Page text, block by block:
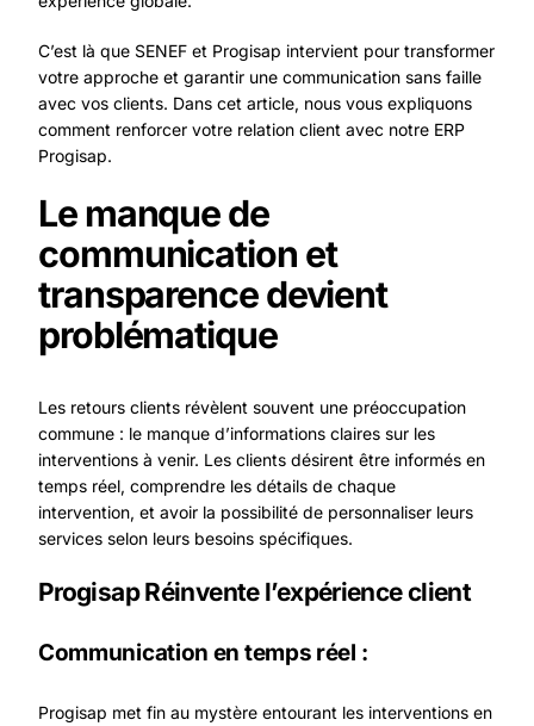
C’est là que SENEF et Progisap intervient pour transformer
votre approche et garantir une communication sans faille
avec vos clients. Dans cet article, nous vous expliquons
comment renforcer votre relation client avec notre ERP
Progisap.
Le manque de
communication et
transparence devient
problématique
Les retours clients révèlent souvent une préoccupation
commune : le manque d’informations claires sur les
interventions à venir. Les clients désirent être informés en
temps réel, comprendre les détails de chaque
intervention, et avoir la possibilité de personnaliser leurs
services selon leurs besoins spécifiques.
Progisap Réinvente l’expérience client
Communication en temps réel :
Progisap met fin au mystère entourant les interventions en